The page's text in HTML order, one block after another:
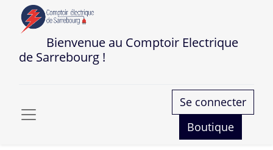
Bienvenue au Comptoir Electrique
de Sarrebourg !
Se connecter
Boutique